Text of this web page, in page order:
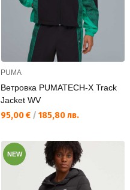
PUMA
Ветровка PUMATECH-X Track
Jacket WV
Текуща цена:
95,00 € / 185,80 лв.
NEW